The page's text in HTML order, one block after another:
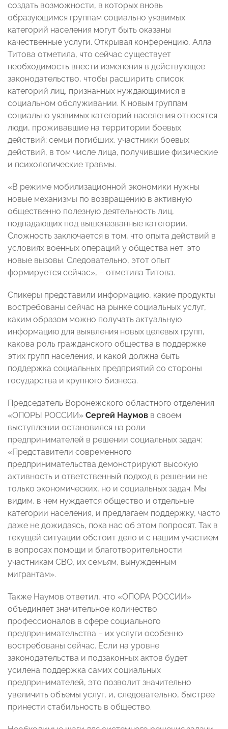
создать возможности, в которых вновь
образующимся группам социально уязвимых
категорий населения могут быть оказаны
качественные услуги. Открывая конференцию, Алла
Титова отметила, что сейчас существует
необходимость внести изменения в действующее
законодательство, чтобы расширить список
категорий лиц, признанных нуждающимися в
социальном обслуживании. К новым группам
социально уязвимых категорий населения относятся
люди, проживавшие на территории боевых
действий; семьи погибших, участники боевых
действий, в том числе лица, получившие физические
и психологические травмы.
«В режиме мобилизационной экономики нужны
новые механизмы по возвращению в активную
общественно полезную деятельность лиц,
подпадающих под вышеназванные категории.
Сложность заключается в том, что опыта действий в
условиях военных операций у общества нет: это
новые вызовы. Следовательно, этот опыт
формируется сейчас», – отметила Титова.
Спикеры представили информацию, какие продукты
востребованы сейчас на рынке социальных услуг,
каким образом можно получать актуальную
информацию для выявления новых целевых групп,
какова роль гражданского общества в поддержке
этих групп населения, и какой должна быть
поддержка социальных предприятий со стороны
государства и крупного бизнеса.
Председатель Воронежского областного отделения
«ОПОРЫ РОССИИ» Сергей Наумов в своем
выступлении остановился на роли
предпринимателей в решении социальных задач:
«Представители современного
предпринимательства демонстрируют высокую
активность и ответственный подход в решении не
только экономических, но и социальных задач. Мы
видим, в чем нуждается общество и отдельные
категории населения, и предлагаем поддержку, часто
даже не дожидаясь, пока нас об этом попросят. Так в
текущей ситуации обстоит дело и с нашим участием
в вопросах помощи и благотворительности
участникам СВО, их семьям, вынужденным
мигрантам».
Также Наумов ответил, что «ОПОРА РОССИИ»
объединяет значительное количество
профессионалов в сфере социального
предпринимательства – их услуги особенно
востребованы сейчас. Если на уровне
законодательства и подзаконных актов будет
усилена поддержка самих социальных
предпринимателей, это позволит значительно
увеличить объемы услуг, и, следовательно, быстрее
принести стабильность в общество.